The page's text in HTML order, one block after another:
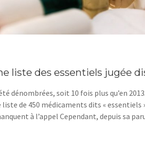
liste des essentiels jugée
dénombrées, soit 10 fois plus qu’en
de 450 médicaments dits « essentiels
à l’appel Cependant, depuis sa